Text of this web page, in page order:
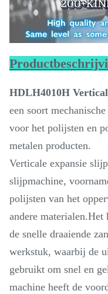
HDLH4010H
een soort
voor het polijsten en
metalen producten.
Verticale expansie
slijpmachine,
polijsten van het
andere
de snelle draaiende
werkstuk, waarbij de
gebruikt om snel en
machine heeft de